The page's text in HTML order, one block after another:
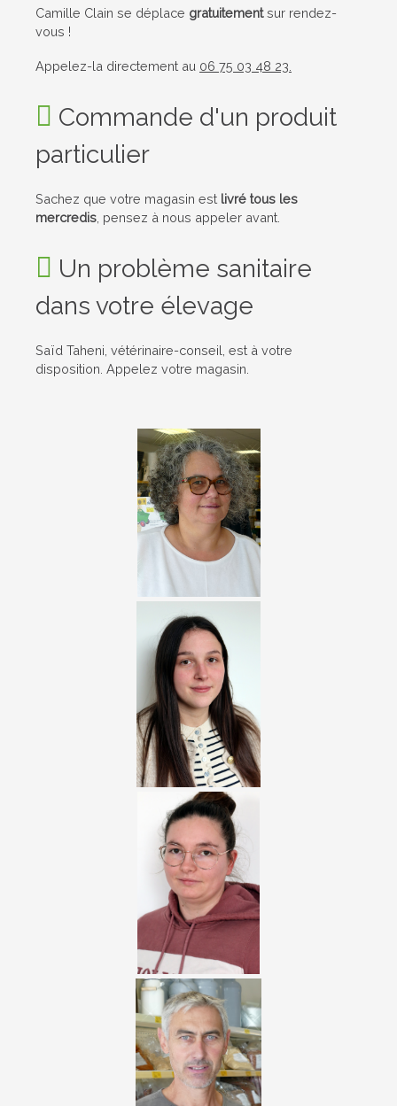
Camille Clain se déplace gratuitementsur rendez-
vous !
Appelez-la directement au 06 75 03 48 23
Commande d'un produit
particulier
Sachez que votre magasin est livré tous les
mercredis , pensez à nous appeler avant.
Un problème sanitaire
dans votre élevage
Saïd Taheni , vétérinaire-conseil, est à votre
disposition. Appelez votre magasin.